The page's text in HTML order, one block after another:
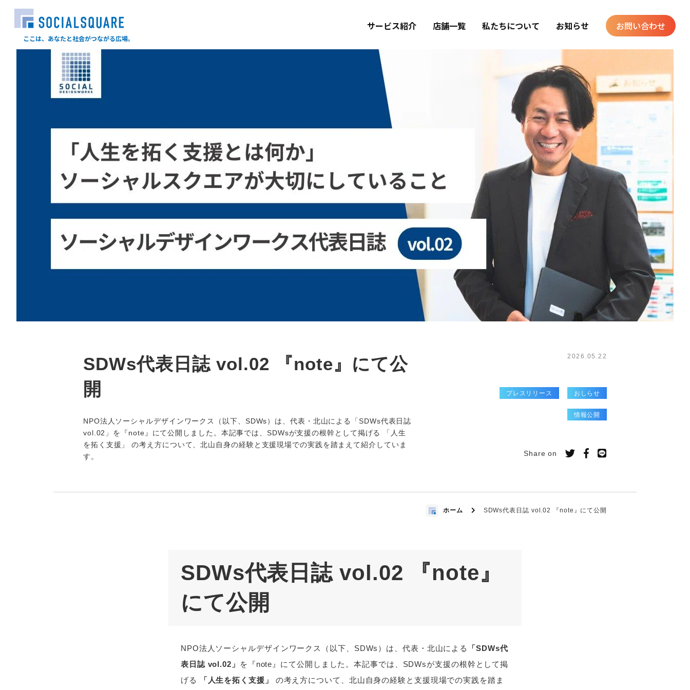
ここは、あなたと社会がつながる広場。
サービス紹介 店舗一覧 私たちについて お知らせ お問い合わせ
SDWs代表日誌 vol.02 『note』にて公
開
NPO法人ソーシャルデザインワークス（以下、SDWs）は、代表・北山による「SDWs代表日誌
vol.02」を『note』にて公開しました。本記事では、SDWsが支援の根幹として掲げる 「人生
を拓く支援」 の考え方について、北山自身の経験と支援現場での実践を踏まえて紹介していま
す。
2026.05.22
プレスリリース おしらせ
情報公開
Share on
ホーム SDWs代表日誌 vol.02 『note』にて公開
SDWs代表日誌 vol.02 『note』
にて公開
NPO法人ソーシャルデザインワークス（以下、SDWs）は、代表・北山による
「SDWs代
表日誌 vol.02」
を『note』にて公開しました。本記事では、SDWsが支援の根幹として掲
げる
「人生を拓く支援」 の考え方について、北山自身の経験と支援現場での実践を踏ま